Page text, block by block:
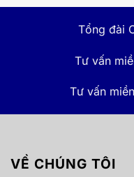
Tổng đài
Tư vấn
Tư vấn
VỀ CHÚNG TÔI